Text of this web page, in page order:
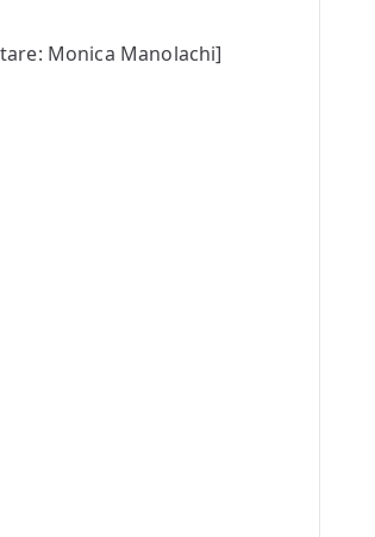
Monica Manolachi]